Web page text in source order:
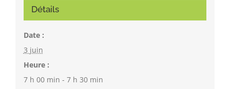
Détails
Date :
3 juin
Heure :
7 h 00 min - 7 h 30 min